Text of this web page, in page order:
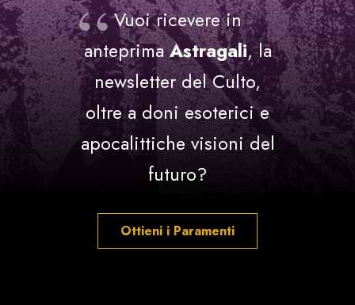
Vuoi ricevere in
anteprimaAstragali, la
newsletter del Culto,
oltre a doni esoterici e
apocalittiche visioni del
futuro?
Ottieni i Paramenti